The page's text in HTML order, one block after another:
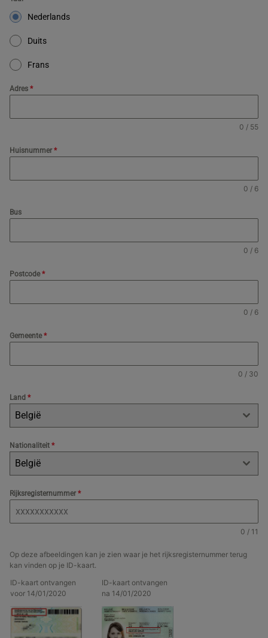
Nederlands
Duits
Frans
Adres *
0 / 55
Huisnummer*
0 / 6
Bus
0 / 6
Postcode*
0 / 6
Gemeente*
0 / 30
Land *
België
Nationaliteit *
België
Rijksregisternummer*
0 / 11
Op deze afbeeldingen kan je zien waar je het rijksregisternummer terug
kan vinden op je ID-kaart.
ID-kaart ontvangen
voor 14/01/2020
ID-kaart ontvangen
na 14/01/2020